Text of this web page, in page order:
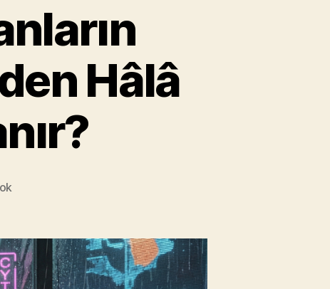
Hâlâ
Olacak:
AI
Devrinde